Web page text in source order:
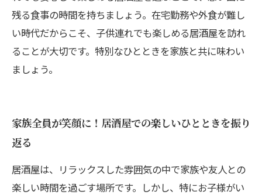
残る食事の時間を持ちましょう。在宅勤務や外食が難し
い時代だからこそ、子供連れでも楽しめる居酒屋を訪れ
ることが大切です。特別なひとときを家族と共に味わい
ましょう。
家族全員が笑顔に！居酒屋での楽しいひとときを振り
返る
居酒屋は、リラックスした雰囲気の中で家族や友人との
楽しい時間を過ごす場所です。しかし、特にお子様がい